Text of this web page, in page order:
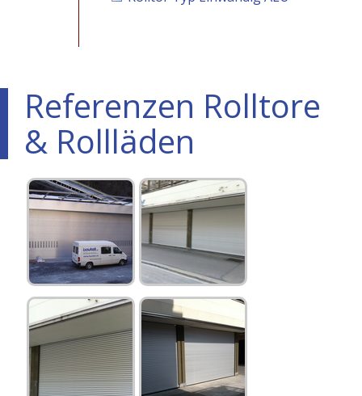
Referenzen Rolltore
& Rollläden